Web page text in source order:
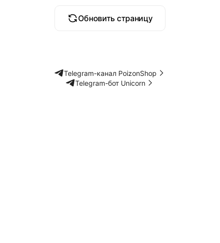
Обновить страницу
Telegram-канал PoizonShop
Telegram-бот Unicorn